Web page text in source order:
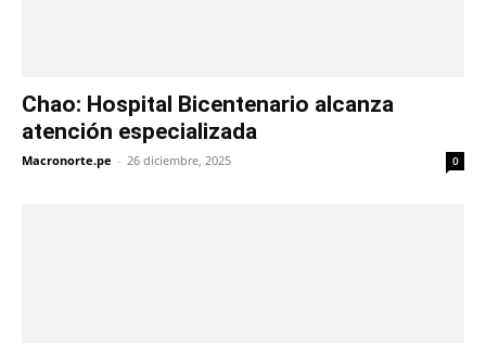
Chao: Hospital Bicentenario alcanza
atención especializada
Macronorte.pe - 26 diciembre, 2025 0